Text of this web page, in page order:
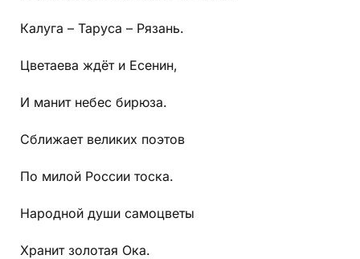
Калуга – Таруса – Рязань.
Цветаева ждёт и Есенин,
И манит небес бирюза.
Сближает великих поэтов
По милой России тоска.
Народной души самоцветы
Хранит золотая Ока.